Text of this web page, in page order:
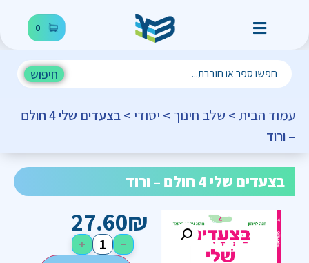
0
חיפוש
עמוד הבית > שלב חינוך > יסודי
> בצעדים שלי 4 חולם
– ורוד
בצעדים שלי 4 חולם – ורוד
27.60₪
−
+